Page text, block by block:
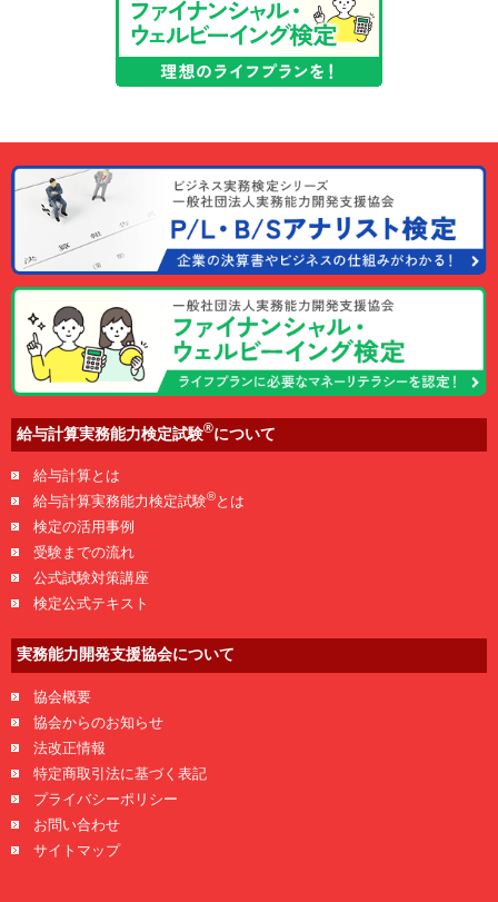
給与計算実務能力検定試験®について
給与計算とは
給与計算実務能力検定試験®とは
検定の活用事例
受験までの流れ
公式試験対策講座
検定公式テキスト
実務能力開発支援協会について
協会概要
協会からのお知らせ
法改正情報
特定商取引法に基づく表記
プライバシーポリシー
お問い合わせ
サイトマップ